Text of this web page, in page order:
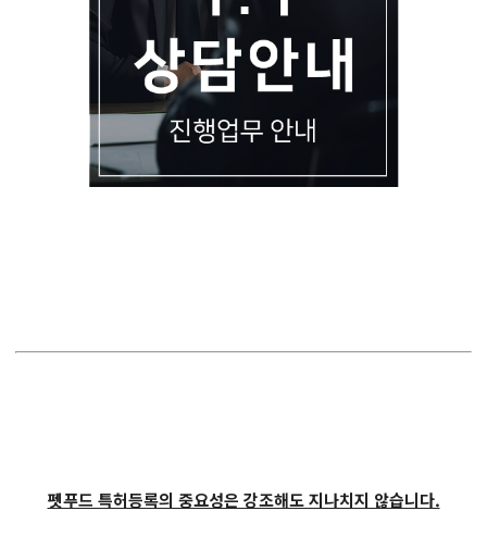
펫푸드 특허등록의 중요성은 강조해도 지나치지 않습니다.